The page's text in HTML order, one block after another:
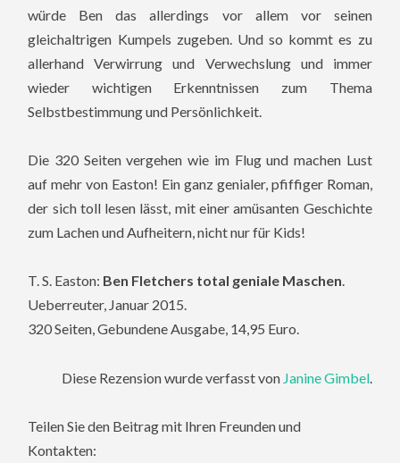
würde Ben das allerdings vor allem vor seinen
gleichaltrigen Kumpels zugeben. Und so kommt es zu
allerhand Verwirrung und Verwechslung und immer
wieder wichtigen Erkenntnissen zum Thema
Selbstbestimmung und Persönlichkeit.
Die 320 Seiten vergehen wie im Flug und machen Lust
auf mehr von Easton! Ein ganz genialer, pfiffiger Roman,
der sich toll lesen lässt, mit einer amüsanten Geschichte
zum Lachen und Aufheitern, nicht nur für Kids!
T. S. Easton: Ben Fletchers total geniale Maschen.
Ueberreuter, Januar 2015.
320 Seiten, Gebundene Ausgabe, 14,95 Euro.
Diese Rezension wurde verfasst von Janine Gimbel.
Teilen Sie den Beitrag mit Ihren Freunden und
Kontakten: